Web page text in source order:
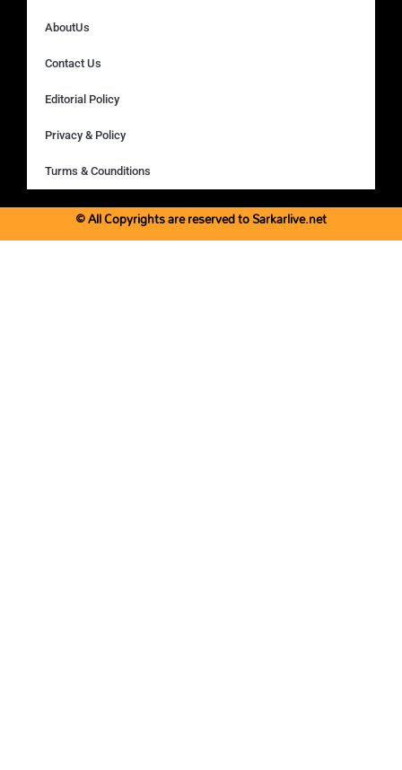
AboutUs
Contact Us
Editorial Policy
Privacy & Policy
Turms & Counditions
© All Copyrights are reserved to Sarkarlive.net